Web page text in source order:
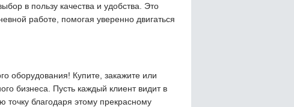
в пользу качества и удобства. Это
работе, помогая уверенно двигаться
оборудования! Купите, закажите или
бизнеса. Пусть каждый клиент видит в
благодаря этому прекрасному